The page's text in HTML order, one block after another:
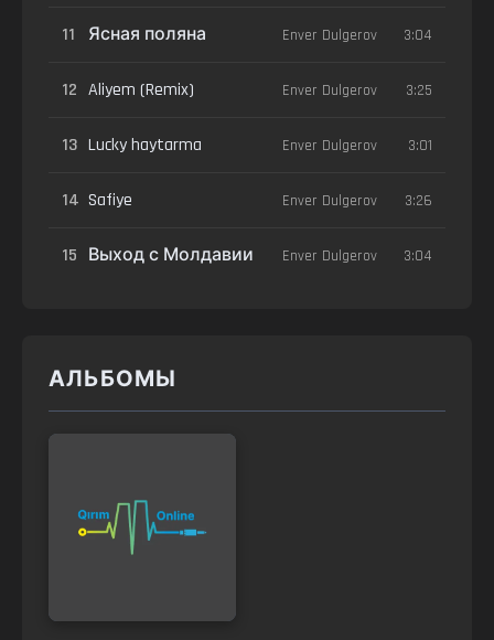
11 Ясная поляна Enver Dulgerov 3:04
12 Aliyem (Remix) Enver Dulgerov 3:25
13 Lucky haytarma Enver Dulgerov 3:01
14 Safiye Enver Dulgerov 3:26
15 Выход с Молдавии Enver Dulgerov 3:04
АЛЬБОМЫ